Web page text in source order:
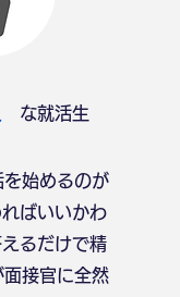
な就活生
始めるのが
ばいいかわ
るだけで精
接官に全然